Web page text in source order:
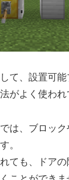
て、設置可
がよく使われ
は、ブロッ
。
ても、ドア